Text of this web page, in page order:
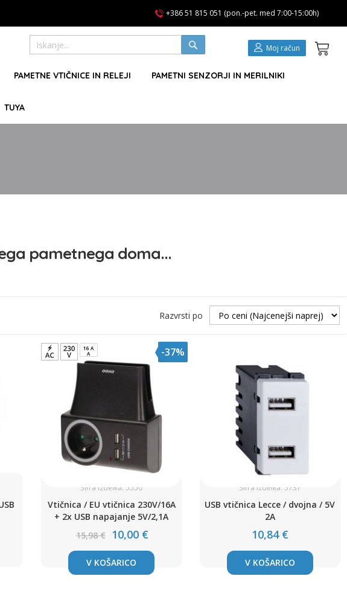
+386 51 815 051 (pon.-pet. med 7:00-15:00h)
Moj račun
PAMETNE VTIČNICE IN RELEJI PAMETNI SENZORJI IN MERILNIKI
TUYA
pametnega doma...
Razvrsti po
16 A
A
-37%
Šifra izdelka: 5550
Vtičnica / EU vtičnica 230V/16A
+ 2x USB napajanje 5V/2,1A
15,98 €
10,00 €
V KOŠARICO
Šifra izdelka: 5737
USB vtičnica Lecce / dvojna / 5V
2A
10,84 €
V KOŠARICO